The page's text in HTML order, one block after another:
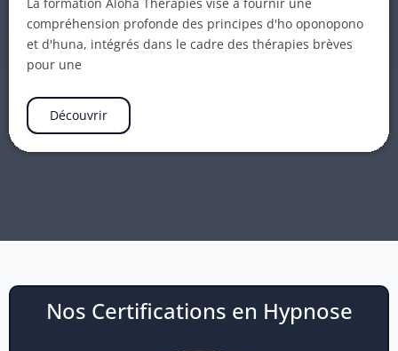
compréhension profonde des principes d'ho oponopono
et d'huna, intégrés dans le cadre des thérapies brèves
pour une
Découvrir
Nos Certifications en Hypnose